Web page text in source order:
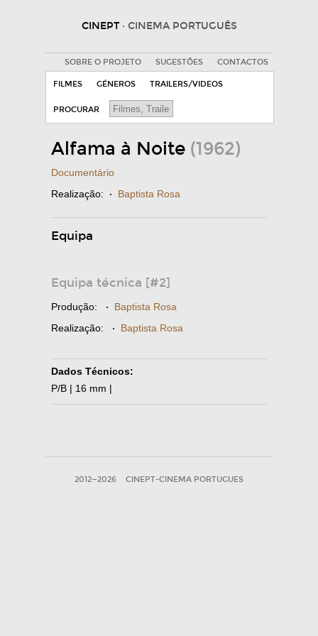
CINEPT · CINEMA PORTUGUÊS
SOBRE O PROJETO SUGESTÕES CONTACTOS
FILMES GÉNEROS TRAILERS/VIDEOS
PROCURAR
Alfama à Noite (1962)
Documentário
Realização: · Baptista Rosa
Equipa
Equipa técnica [#2]
Produção: · Baptista Rosa
Realização: · Baptista Rosa
Dados Técnicos:
P/B | 16 mm |
2012—2026 CINEPT-CINEMA PORTUGUES